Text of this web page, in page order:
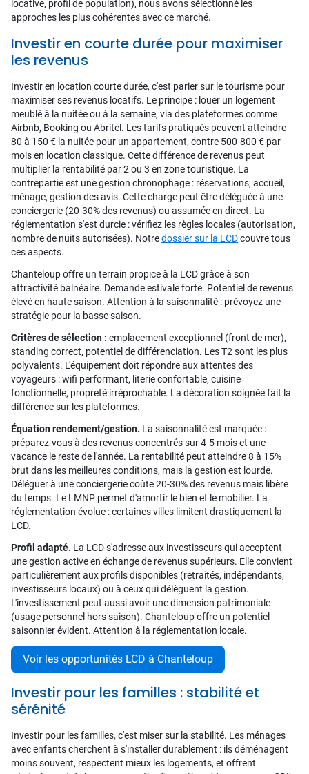
locative, profil de population), nous avons sélectionné les
approches les plus cohérentes avec ce marché.
Investir en courte durée pour maximiser
les revenus
Investir en location courte durée, c'est parier sur le tourisme pour
maximiser ses revenus locatifs. Le principe : louer un logement
meublé à la nuitée ou à la semaine, via des plateformes comme
Airbnb, Booking ou Abritel. Les tarifs pratiqués peuvent atteindre
80 à 150 € la nuitée pour un appartement, contre 500-800 € par
mois en location classique. Cette différence de revenus peut
multiplier la rentabilité par 2 ou 3 en zone touristique. La
contrepartie est une gestion chronophage : réservations, accueil,
ménage, gestion des avis. Cette charge peut être déléguée à une
conciergerie (20-30% des revenus) ou assumée en direct. La
réglementation s'est durcie : vérifiez les règles locales (autorisation,
nombre de nuits autorisées). Notredossier sur la LCDcouvre tous
ces aspects.
Chanteloup offre un terrain propice à la LCD grâce à son
attractivité balnéaire. Demande estivale forte. Potentiel de revenus
élevé en haute saison. Attention à la saisonnalité : prévoyez une
stratégie pour la basse saison.
Critères de sélection : emplacement exceptionnel (front de mer),
standing correct, potentiel de différenciation. Les T2 sont les plus
polyvalents. L'équipement doit répondre aux attentes des
voyageurs : wifi performant, literie confortable, cuisine
fonctionnelle, propreté irréprochable. La décoration soignée fait la
différence sur les plateformes.
Équation rendement/gestion. La saisonnalité est marquée :
préparez-vous à des revenus concentrés sur 4-5 mois et une
vacance le reste de l'année. La rentabilité peut atteindre 8 à 15%
brut dans les meilleures conditions, mais la gestion est lourde.
Déléguer à une conciergerie coûte 20-30% des revenus mais libère
du temps. Le LMNP permet d'amortir le bien et le mobilier. La
réglementation évolue : certaines villes limitent drastiquement la
LCD.
Profil adapté. La LCD s'adresse aux investisseurs qui acceptent
une gestion active en échange de revenus supérieurs. Elle convient
particulièrement aux profils disponibles (retraités, indépendants,
investisseurs locaux) ou à ceux qui délèguent la gestion.
L'investissement peut aussi avoir une dimension patrimoniale
(usage personnel hors saison). Chanteloup offre un potentiel
saisonnier évident. Attention à la réglementation locale.
Voir les opportunités LCD à Chanteloup
Investir pour les familles : stabilité et
sérénité
Investir pour les familles, c'est miser sur la stabilité. Les ménages
avec enfants cherchent à s'installer durablement : ils déménagent
moins souvent, respectent mieux les logements, et offrent